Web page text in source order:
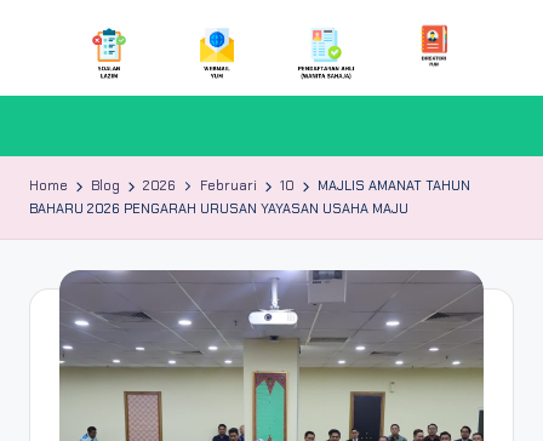
Home Blog 2026 Februari 10
MAJLIS AMANAT TAHUN
BAHARU 2026 PENGARAH URUSAN YAYASAN USAHA MAJU